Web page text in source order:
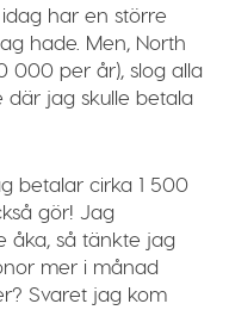
har en större
hade. Men, North
000 per år), slog alla
jag skulle betala
betalar cirka 1 500
gör! Jag
åka, så tänkte jag
mer i månad
Svaret jag kom